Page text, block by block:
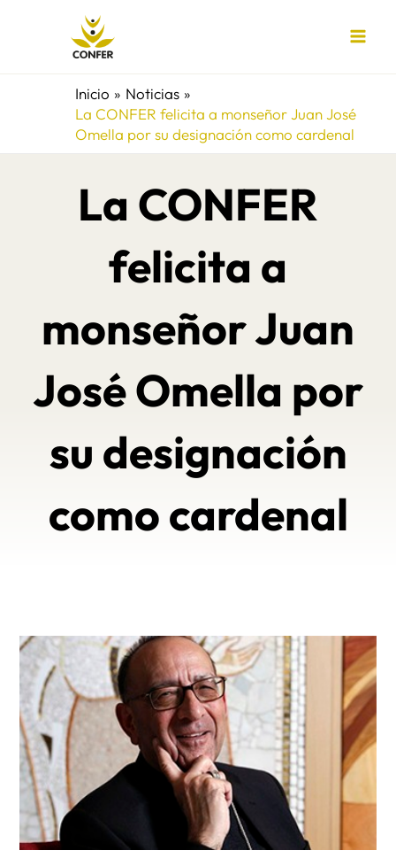
Inicio
Noticias
La CONFER felicita a monseñor Juan José
Omella por su designación como cardenal
La CONFER
felicita a
monseñor Juan
José Omella por
su designación
como cardenal